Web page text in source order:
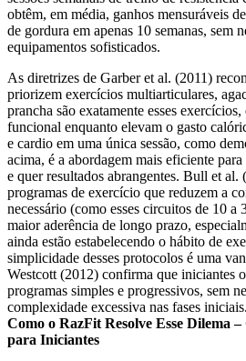
obtêm, em média, ganhos mensuráveis
de gordura em apenas 10 semanas, sem
equipamentos sofisticados.
As diretrizes de Garber et al. (2011)
priorizem exercícios multiarticulares,
prancha são exatamente esses
funcional enquanto elevam o gasto
e cardio em uma única sessão, como
acima, é a abordagem mais eficiente
e quer resultados abrangentes. Bull et al.
programas de exercício que reduzem a
necessário (como esses circuitos de 10 a
maior aderência de longo prazo,
ainda estão estabelecendo o hábito de
simplicidade desses protocolos é uma
Westcott (2012) confirma que iniciantes
programas simples e progressivos, sem
complexidade excessiva nas fases iniciais.
Como o RazFit Resolve Esse Dilema
para Iniciantes